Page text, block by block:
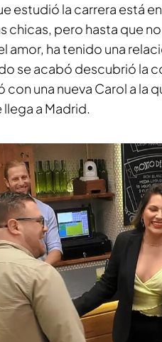
estudió la carrera está
chicas, pero hasta que
amor, ha tenido una
se acabó descubrió la
una nueva Carol a la
llega a Madrid.